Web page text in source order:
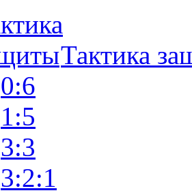
Тактика
0:6
1:5
3:3
3:2:1